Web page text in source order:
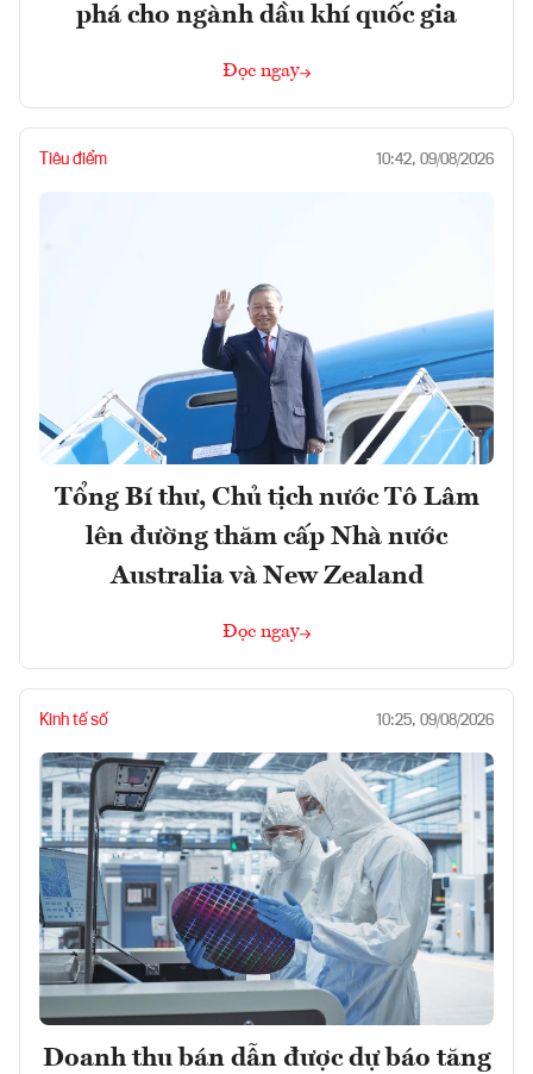
phá cho ngành dầu khí quốc gia
Đọc ngay
Tiêu điểm 10:42, 09/08/2026
Tổng Bí thư, Chủ tịch nước Tô Lâm
lên đường thăm cấp Nhà nước
Australia và New Zealand
Đọc ngay
Kinh tế số 10:25, 09/08/2026
Doanh thu bán dẫn được dự báo tăng